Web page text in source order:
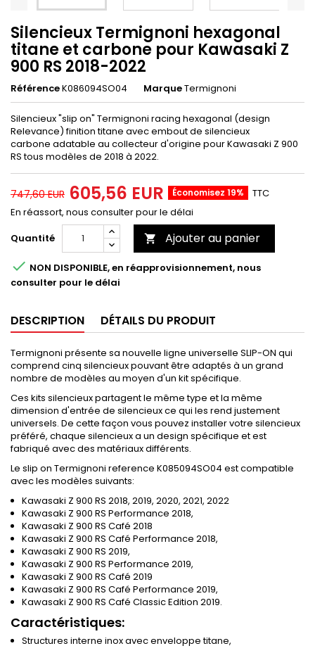
Silencieux Termignoni hexagonal
titane et carbone pour Kawasaki Z
900 RS 2018-2022
RéférenceK086094SO04 MarqueTermignoni
Silencieux "slip on" Termignoni racing hexagonal (design
Relevance) finition titane avec embout de silencieux
carbone adatable au collecteur d'origine pour Kawasaki Z 900
RS tous modèles de 2018 à 2022.
747,60 EUR 605,56 EUR Économisez 19%
TTC
En réassort, nous consulter pour le délai
Quantité
 Ajouter au panier
 NON DISPONIBLE, en réapprovisionnement, nous
consulter pour le délai
DESCRIPTION DÉTAILS DU PRODUIT
Termignoni présente sa nouvelle ligne universelle SLIP-ON qui
comprend cinq silencieux pouvant être adaptés à un grand
nombre de modèles au moyen d'un kit spécifique.
Ces kits silencieux partagent le même type et la même
dimension d'entrée de silencieux ce qui les rend justement
universels. De cette façon vous pouvez installer votre silencieux
préféré, chaque silencieux a un design spécifique et est
fabriqué avec des matériaux différents.
Le slip on Termignoni reference K085094SO04 est compatible
avec les modèles suivants:
Kawasaki Z 900 RS 2018, 2019, 2020, 2021, 2022
Kawasaki Z 900 RS Performance 2018,
Kawasaki Z 900 RS Café 2018
Kawasaki Z 900 RS Café Performance 2018,
Kawasaki Z 900 RS 2019,
Kawasaki Z 900 RS Performance 2019,
Kawasaki Z 900 RS Café 2019
Kawasaki Z 900 RS Café Performance 2019,
Kawasaki Z 900 RS Café Classic Edition 2019.
Caractéristiques:
Structures interne inox avec enveloppe titane,